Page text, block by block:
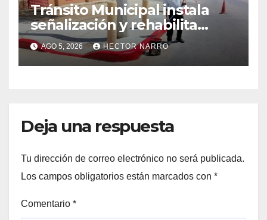
Tránsito Municipal instala
señalización y rehabilita
cruces peatonales en Los
Cabos
AGO 5, 2026 HECTOR NARRO
Deja una respuesta
Tu dirección de correo electrónico no será publicada.
Los campos obligatorios están marcados con *
Comentario *